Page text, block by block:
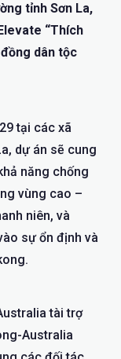
tỉnh Sơn La,
“Thích
dân tộc
tại các xã
dự án sẽ cung
năng chống
vùng cao –
niên, và
sự ổn định và
tài trợ
Australia